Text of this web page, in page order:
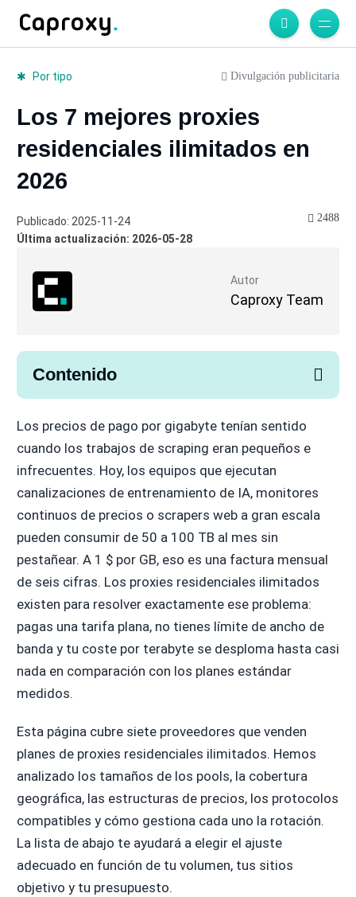
Por tipo Divulgación publicitaria
Los 7 mejores proxies
residenciales ilimitados en
2026
Autor
Caproxy Team
Publicado: 2025-11-24
Última actualización: 2026-05-28
2488
Contenido
Los precios de pago por gigabyte tenían sentido
cuando los trabajos de scraping eran pequeños e
infrecuentes. Hoy, los equipos que ejecutan
canalizaciones de entrenamiento de IA, monitores
continuos de precios o scrapers web a gran escala
pueden consumir de 50 a 100 TB al mes sin
pestañear. A 1 $ por GB, eso es una factura mensual
de seis cifras. Los proxies residenciales ilimitados
existen para resolver exactamente ese problema:
pagas una tarifa plana, no tienes límite de ancho de
banda y tu coste por terabyte se desploma hasta casi
nada en comparación con los planes estándar
medidos.
Esta página cubre siete proveedores que venden
planes de proxies residenciales ilimitados. Hemos
analizado los tamaños de los pools, la cobertura
geográfica, las estructuras de precios, los protocolos
compatibles y cómo gestiona cada uno la rotación.
La lista de abajo te ayudará a elegir el ajuste
adecuado en función de tu volumen, tus sitios
objetivo y tu presupuesto.